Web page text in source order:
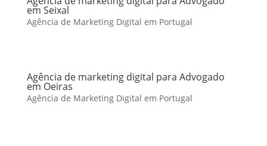
em Seixal
Agência de Marketing Digital em Portugal
Agência de marketing digital para Advogado
em Oeiras
Agência de Marketing Digital em Portugal